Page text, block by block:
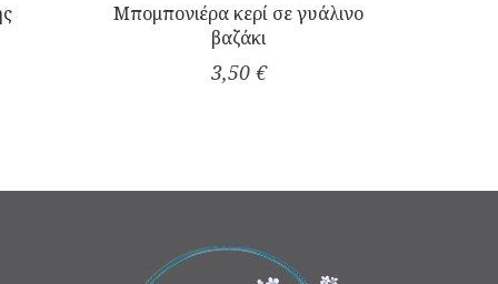
Μπομπονιέρα κερί σε γυάλινο
βαζάκι
3,50 €